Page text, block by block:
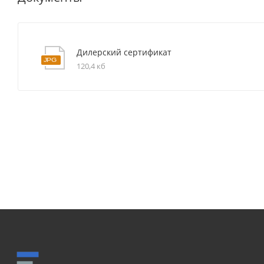
Дилерский сертификат
120,4 кб